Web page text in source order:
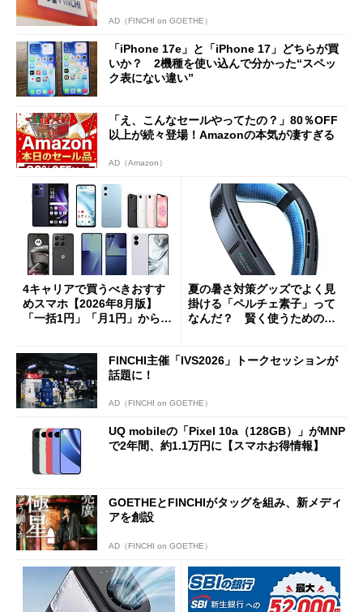
AD（FINCHI on GOETHE）
「iPhone 17e」と「iPhone 17」どちらが買
いか？ 2機種を使い込んで分かった“スペッ
ク表にない違い”
「え、こんなセールやってたの？」80％OFF
以上が続々登場！Amazonの本気が凄すぎる
AD（Amazon）
4キャリアで買うべきおすす
めスマホ【2026年8月版】
「一括1円」「月1円」からお
夏の暑さ対策グッズでよく見
掛ける「ペルチェ素子」って
なんだ？ 賢く使うための注
FINCHI主催「IVS2026」トークセッションが
話題に！
AD（FINCHI on GOETHE）
UQ mobileの「Pixel 10a（128GB）」がMNP
で2年間、約1.1万円に【スマホお得情報】
GOETHEとFINCHIがタッグを組み、新メディ
アを創設
AD（FINCHI on GOETHE）